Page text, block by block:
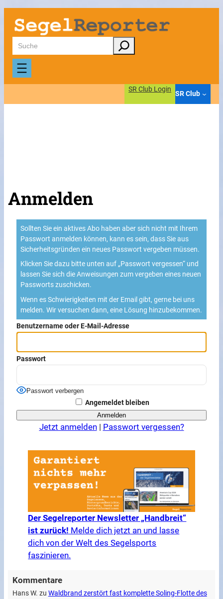
Suchen
SR Club Login
SR Club
Anmelden
Sollten Sie ein aktives Abo haben aber sich nicht mit Ihrem
Passwort anmelden können, kann es sein, dass Sie aus
Sicherheitsgründen ein neues Passwort vergeben müssen.
Klicken Sie dazu bitte unten auf „Passwort vergessen“ und
lassen Sie sich die Anweisungen zum vergeben eines neuen
Passworts zuschicken.
Wenn es Schwierigkeiten mit der Email gibt, gerne bei uns
melden. Wir versuchen dann, eine Lösung hinzubekommen.
Benutzername oder E-Mail-Adresse
Passwort
Passwort verbergen
Angemeldet bleiben
Jetzt anmelden| Passwort vergessen?
Der Segelreporter Newsletter „Handbreit“
ist zurück! Melde dich jetzt an und lasse
dich von der Welt des Segelsports
faszinieren.
Kommentare
Hans W. zu Waldbrand zerstört fast komplette Soling-Flotte des